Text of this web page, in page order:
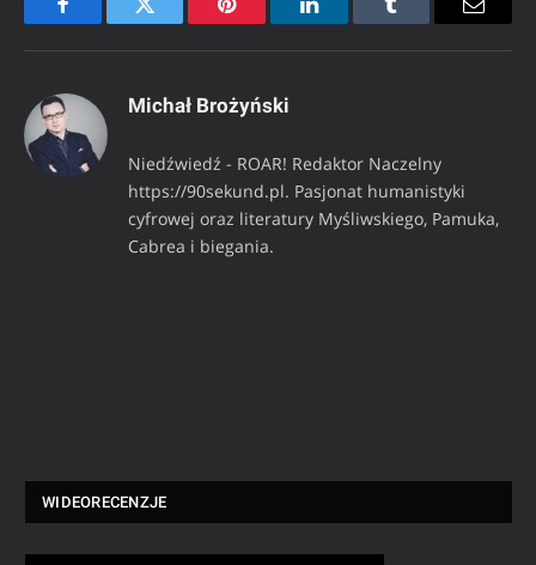
FacebookTwitter Pinterest LinkedInTumblr Email
Michał Brożyński
Niedźwiedź - ROAR! Redaktor Naczelny
https://90sekund.pl. Pasjonat humanistyki
cyfrowej oraz literatury Myśliwskiego, Pamuka,
Cabrea i biegania.
WIDEORECENZJE